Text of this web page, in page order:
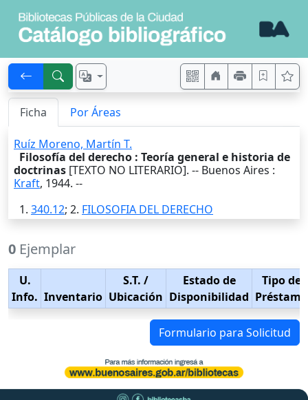
Ficha Por Áreas
Ruíz Moreno, Martín T.
Filosofía del derecho : Teoría general e historia de
doctrinas [TEXTO NO LITERARIO]. -- Buenos Aires :
Kraft, 1944. --
1. 340.12; 2. FILOSOFIA DEL DERECHO
0 Ejemplar
U.
Info. Inventario
S.T. /
Ubicación
Estado de
Disponibilidad
Tipo de
Préstamo
Formulario para Solicitud